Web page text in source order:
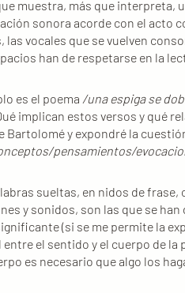
muestra, más que interpreta,
sonora acorde con el acto
las vocales que se vuelven
han de respetarse en la
es el poema /una espiga se
implican estos versos y qué
Bartolomé y expondré la
pensamientos/
sueltas, en nidos de
y sonidos, son las que se
(si se me permite la
el sentido y el cuerpo de la
es necesario que algo los